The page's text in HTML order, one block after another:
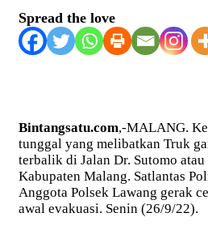
Spread the love
Bintangsatu.com,-MALANG.
tunggal yang melibatkan Truk
terbalik di Jalan Dr. Sutomo
Kabupaten Malang. Satlantas
Anggota Polsek Lawang gerak
awal evakuasi. Senin (26/9/22).